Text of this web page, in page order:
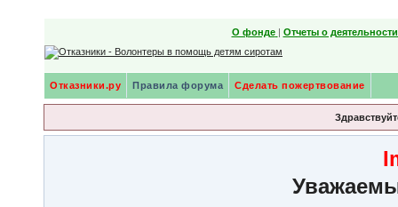
О фонде | Отчеты о
Отказники.ру Правила форума Сделать пожертвование